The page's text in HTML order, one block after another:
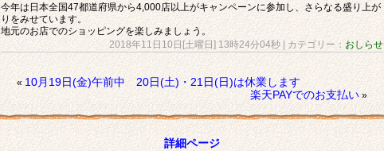
今年は日本全国47都道府県から4,000店以上がキャンペーンに参加し、さらなる盛り上が
りをみせています。
地元のお店でのショッピングを楽しみましょう。
2018年11日10日[土曜日] 13時24分04秒| カテゴリー： おしらせ
«10月19日(金)午前中 20日(土)・21日(日)は休業します
楽天PAYでのお支払い»
詳細ページ